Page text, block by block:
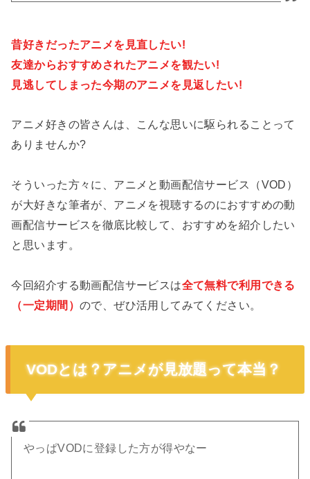
昔好きだったアニメを見直したい!
友達からおすすめされたアニメを観たい!
見逃してしまった今期のアニメを見返したい!
アニメ好きの皆さんは、こんな思いに駆られることって
ありませんか?
そういった方々に、アニメと動画配信サービス（VOD）
が大好きな筆者が、アニメを視聴するのにおすすめの動
画配信サービスを徹底比較して、おすすめを紹介したい
と思います。
今回紹介する動画配信サービスは全て無料で利用できる
（一定期間） ので、ぜひ活用してみてください。
VODとは？アニメが見放題って本当？
やっぱVODに登録した方が得やなー